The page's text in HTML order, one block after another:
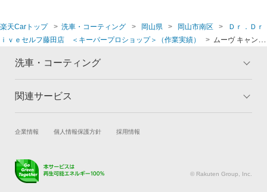
楽天Carトップ 洗車・コーティング 岡山県 岡山市南区
Ｄｒ．Ｄｒ
ｉｖｅセルフ藤田店 ＜キーパープロショップ＞（作業実績）
ムーヴ キャンバ
洗車・コーティング
トップ
コーティングとは コーティング診断
よくある質問
関連サービス
試乗・商談 新車購入
キズ修理予約
メンテナンス管理
企業情報 個人情報保護方針 採用情報
© Rakuten Group, Inc.